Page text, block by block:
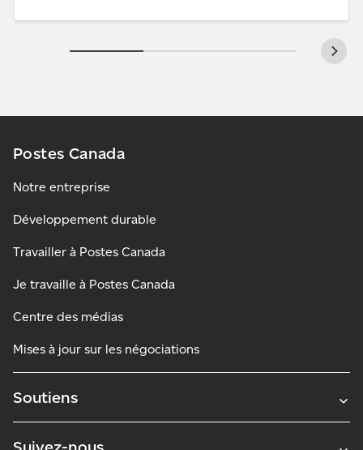
Postes Canada
Notre entreprise
Développement durable
Travailler à Postes Canada
Je travaille à Postes Canada
Centre des médias
Mises à jour sur les négociations
Soutiens